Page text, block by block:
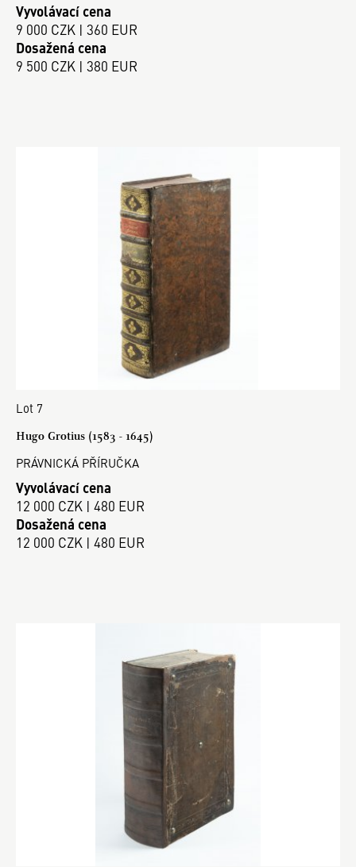
Vyvolávací cena
9 000 CZK | 360 EUR
Dosažená cena
9 500 CZK | 380 EUR
Lot 7
Hugo Grotius (1583 - 1645)
PRÁVNICKÁ PŘÍRUČKA
Vyvolávací cena
12 000 CZK | 480 EUR
Dosažená cena
12 000 CZK | 480 EUR